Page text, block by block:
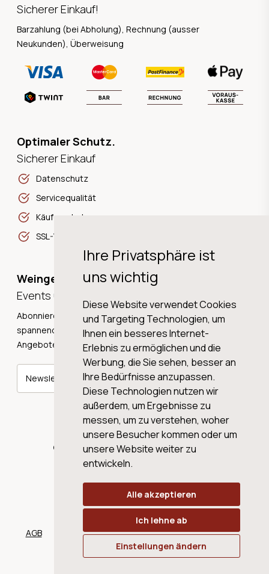
Ihre Privatsphäre ist
uns wichtig
Diese Website verwendet Cookies
und Targeting Technologien, um
Ihnen ein besseres Internet-
Erlebnis zu ermöglichen und die
Werbung, die Sie sehen, besser an
Ihre Bedürfnisse anzupassen.
Diese Technologien nutzen wir
außerdem, um Ergebnisse zu
messen, um zu verstehen, woher
unsere Besucher kommen oder um
unsere Website weiter zu
entwickeln.
Alle akzeptieren
Ich lehne ab
Einstellungen ändern
Sicherer Einkauf!
Barzahlung (bei Abholung), Rechnung (ausser
Neukunden), Überweisung
Optimaler Schutz.
Sicherer Einkauf
Datenschutz
Servicequalität
Käuferschutz
SSL-Verschlüsselung
Weingeschichten,
Events und Neuigkeiten!
Abonnieren Sie unseren Newsletter und erhalten Sie
spannende Weingeschichten, Neuigkeiten und tolle
Angebote direkt in Ihre Mailbox.
Newsletter abonnieren
© 2026 WINE AG VALENTIN & VON SALIS
AGB Datenschutz Impressum Cookies